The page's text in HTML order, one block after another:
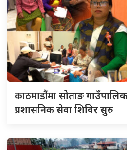
काठमाडौंमासोताङ
प्रशासनिक सेवा शिविर सुरु